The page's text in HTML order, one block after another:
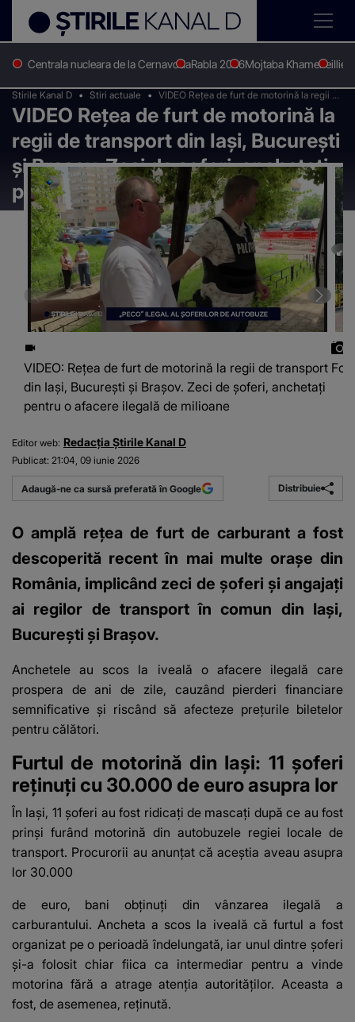
Centrala nucleara de la CernavodaRabla 2026Mojtaba KhameneiIlie
Stirile Kanal D Stiri actuale
VIDEO Rețea de furt de motorină la regii de
transport din Iași, București și Brașov. Zeci
de șoferi, anchetați pentru o afacere
ilegală de milioane
VIDEO Rețea de furt de motorină la
regii de transport din Iași, București
și Brașov. Zeci de șoferi, anchetați
pentru o afacere ilegală de milioane
VIDEO: Rețea de furt de motorină la regii de transport
din Iași, București și Brașov. Zeci de șoferi, anchetați
pentru o afacere ilegală de milioane
Editor web: Redacția Știrile Kanal D
Publicat: 21:04, 09 iunie 2026
Adaugă-ne ca sursă preferată în Google Distribuie
O amplă rețea de furt de carburant a fost
descoperită recent în mai multe orașe din
România, implicând zeci de șoferi și angajați
ai regilor de transport în comun din Iași,
București și Brașov.
Anchetele au scos la iveală o afacere ilegală care
prospera de ani de zile, cauzând pierderi financiare
semnificative și riscând să afecteze prețurile biletelor
pentru călători.
Furtul de motorină din Iași: 11 șoferi
reținuți cu 30.000 de euro asupra lor
În Iași, 11 șoferi au fost ridicați de mascați după ce au fost
prinși furând motorină din autobuzele regiei locale de
transport. Procurorii au anunțat că aceștia aveau asupra
lor 30.000
de euro, bani obținuți din vânzarea ilegală a
carburantului. Ancheta a scos la iveală că furtul a fost
organizat pe o perioadă îndelungată, iar unul dintre șoferi
și-a folosit chiar fiica ca intermediar pentru a vinde
motorina fără a atrage atenția autorităților. Aceasta a
fost, de asemenea, reținută.